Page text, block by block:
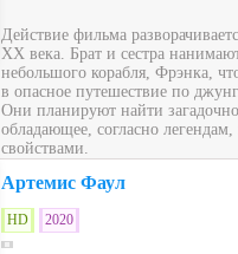
Действие фильма
ХХ века. Брат и сестра
небольшого корабля, Фрэнка,
в опасное путешествие по
Они планируют найти
обладающее, согласно
свойствами.
Артемис Фаул
HD 2020